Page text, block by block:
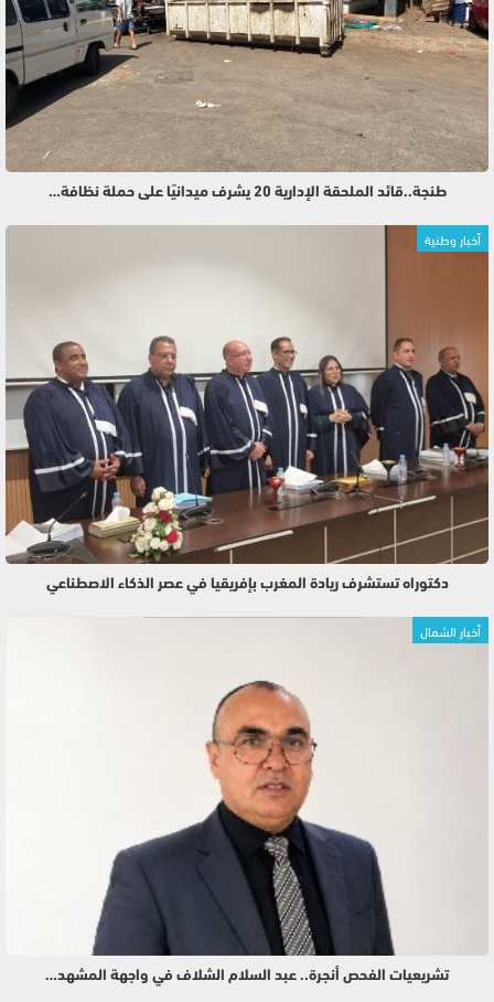
طنجة..قائد الملحقة الإدارية 20 يشرف ميدانيًا على حملة نظافة…
أخبار وطنية
دكتوراه تستشرف ريادة المغرب بإفريقيا في عصر الذكاء الاصطناعي
أخبار الشمال
تشريعيات الفحص أنجرة.. عبد السلام الشلاف في واجهة المشهد…